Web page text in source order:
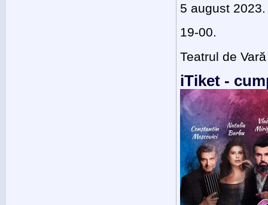
5 august 2023.
19-00.
Teatrul de
iTiket -